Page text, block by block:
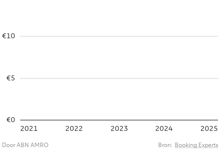
2025
2024
2023
2022
2021
€0
€5
€10
Bron: Booking Experts
Door ABN AMRO